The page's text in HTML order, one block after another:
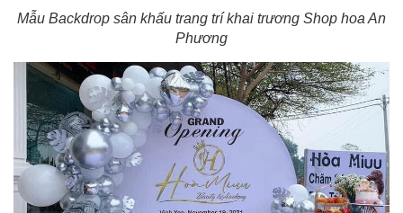
Mẫu Backdrop sân khấu trang trí khai trương Shop hoa An
Phương